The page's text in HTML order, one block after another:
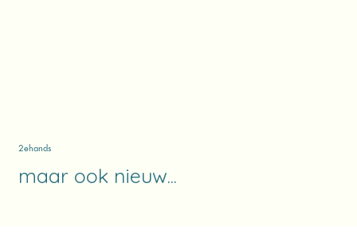
2ehands
maar ook nieuw...